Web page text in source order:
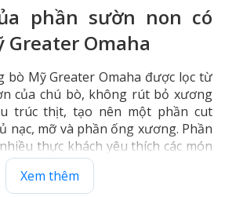
phần sườn non có
Greater Omaha
bò Mỹ Greater Omaha được lọc từ
của chú bò, không rút bỏ xương
trúc thịt, tạo nên một phần cut
nạc, mỡ và phần ống xương. Phần
thực khách yêu thích các món
Xem thêm